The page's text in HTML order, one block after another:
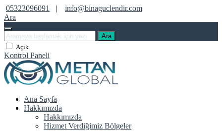
05323096091 |
info@binaguclendir.com
Ara
Ara
Açık
Kontrol Paneli
Ana Sayfa
Hakkımızda
Hakkımızda
Hizmet Verdiğimiz Bölgeler